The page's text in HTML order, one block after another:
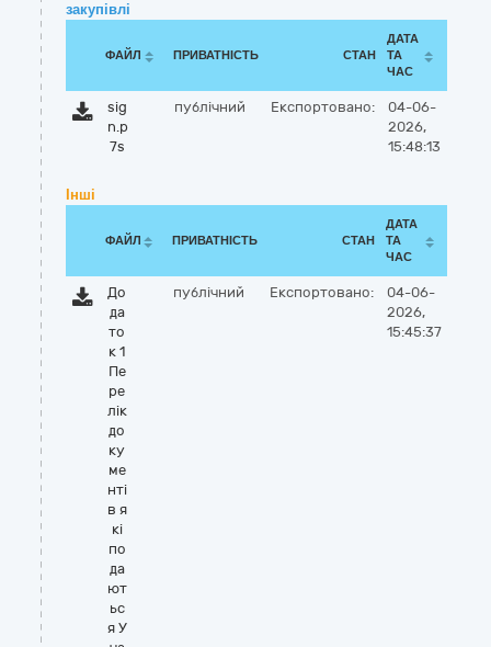
закупівлі
ФАЙЛ ПРИВАТНІСТЬ СТАН
ДАТА
ТА
ЧАС
sig
n.p
7s
публічний Експортовано:
04-06-
2026,
15:48:13
Інші
ФАЙЛ ПРИВАТНІСТЬ СТАН
ДАТА
ТА
ЧАС
До
да
то
к 1
Пе
ре
лік
до
ку
ме
нті
в я
кі
по
да
ют
ьс
я У
публічний Експортовано:
04-06-
2026,
15:45:37